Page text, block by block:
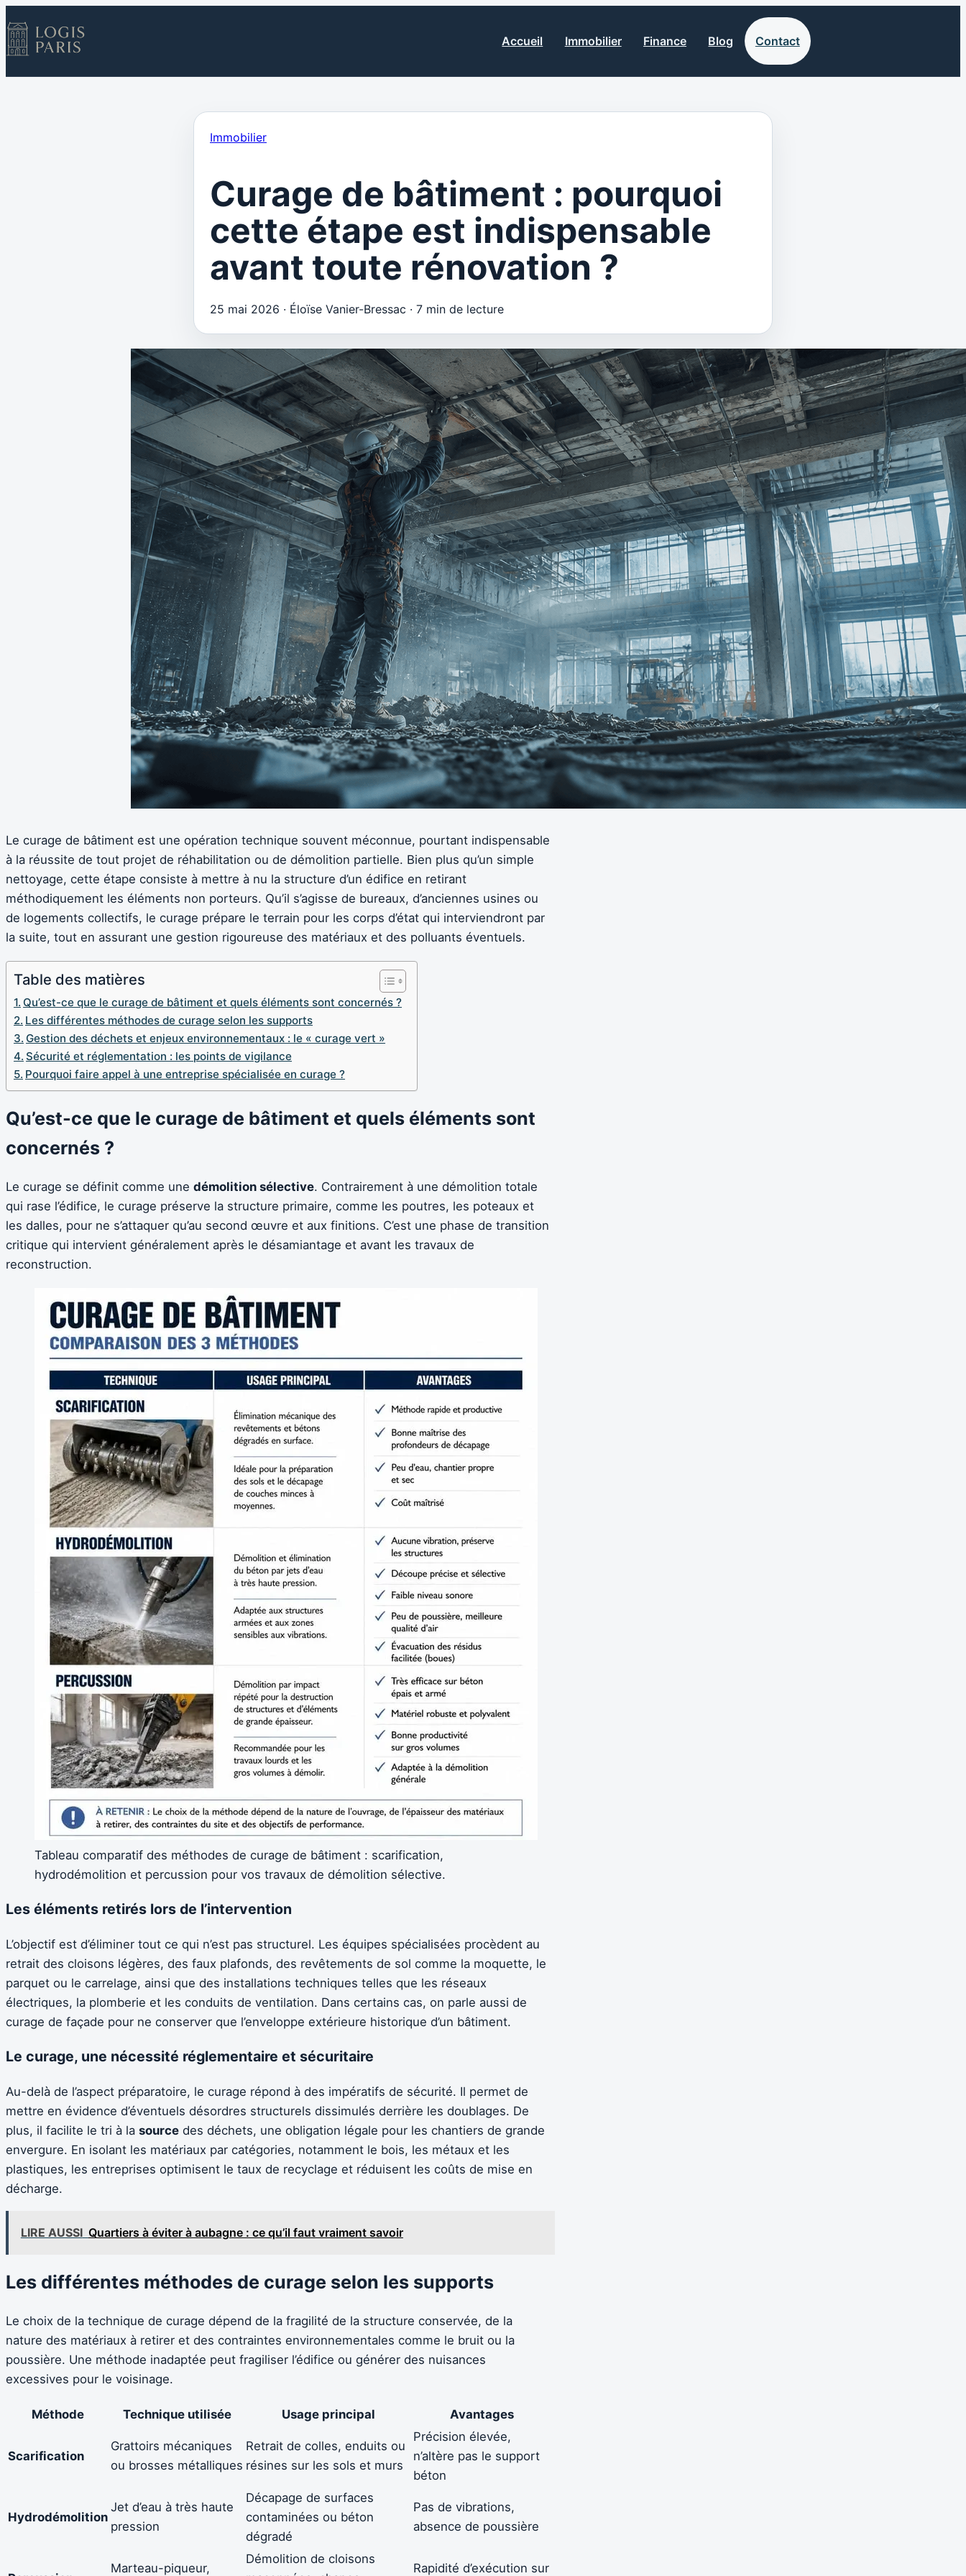
Accueil Immobilier Finance Blog Contact
Immobilier
Curage de bâtiment : pourquoi
cette étape est indispensable
avant toute rénovation ?
25 mai 2026 · Éloïse Vanier-Bressac · 7 min de lecture
Le curage de bâtiment est une opération technique souvent méconnue, pourtant indispensable
à la réussite de tout projet de réhabilitation ou de démolition partielle. Bien plus qu’un simple
nettoyage, cette étape consiste à mettre à nu la structure d’un édifice en retirant
méthodiquement les éléments non porteurs. Qu’il s’agisse de bureaux, d’anciennes usines ou
de logements collectifs, le curage prépare le terrain pour les corps d’état qui interviendront par
la suite, tout en assurant une gestion rigoureuse des matériaux et des polluants éventuels.
Table des matières
Qu’est-ce que le curage de bâtiment et quels éléments sont concernés ?
Les différentes méthodes de curage selon les supports
Gestion des déchets et enjeux environnementaux : le « curage vert »
Sécurité et réglementation : les points de vigilance
Pourquoi faire appel à une entreprise spécialisée en curage ?
Qu’est-ce que le curage de bâtiment et quels éléments sont
concernés ?
Le curage se définit comme une démolition sélective. Contrairement à une démolition totale
qui rase l’édifice, le curage préserve la structure primaire, comme les poutres, les poteaux et
les dalles, pour ne s’attaquer qu’au second œuvre et aux finitions. C’est une phase de transition
critique qui intervient généralement après le désamiantage et avant les travaux de
reconstruction.
Tableau comparatif des méthodes de curage de bâtiment : scarification,
hydrodémolition et percussion pour vos travaux de démolition sélective.
Les éléments retirés lors de l’intervention
L’objectif est d’éliminer tout ce qui n’est pas structurel. Les équipes spécialisées procèdent au
retrait des cloisons légères, des faux plafonds, des revêtements de sol comme la moquette, le
parquet ou le carrelage, ainsi que des installations techniques telles que les réseaux
électriques, la plomberie et les conduits de ventilation. Dans certains cas, on parle aussi de
curage de façade pour ne conserver que l’enveloppe extérieure historique d’un bâtiment.
Le curage, une nécessité réglementaire et sécuritaire
Au-delà de l’aspect préparatoire, le curage répond à des impératifs de sécurité. Il permet de
mettre en évidence d’éventuels désordres structurels dissimulés derrière les doublages. De
plus, il facilite le tri à la source des déchets, une obligation légale pour les chantiers de grande
envergure. En isolant les matériaux par catégories, notamment le bois, les métaux et les
plastiques, les entreprises optimisent le taux de recyclage et réduisent les coûts de mise en
décharge.
LIRE AUSSI Quartiers à éviter à aubagne : ce qu’il faut vraiment savoir
Les différentes méthodes de curage selon les supports
Le choix de la technique de curage dépend de la fragilité de la structure conservée, de la
nature des matériaux à retirer et des contraintes environnementales comme le bruit ou la
poussière. Une méthode inadaptée peut fragiliser l’édifice ou générer des nuisances
excessives pour le voisinage.
Méthode Technique utilisée Usage principal Avantages
Scarification
Grattoirs mécaniques
ou brosses métalliques
Retrait de colles, enduits ou
résines sur les sols et murs
Précision élevée,
n’altère pas le support
béton
Hydrodémolition
Jet d’eau à très haute
pression
Décapage de surfaces
contaminées ou béton
dégradé
Pas de vibrations,
absence de poussière
Marteau-piqueur,
Démolition de cloisons
Rapidité d’exécution sur